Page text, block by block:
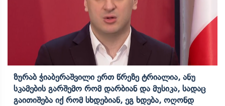
Ზურაბ Ჭიაბერაშვილი Ერთ Წრეზე Ტრიალია, Ანუ
Სკამების Გარშემო Რომ Დარბიან Და Მუსიკა, Სადაც
Გაითიშება Იქ Რომ Სხდებიან, Ეგ Ხდება, Ოღონდ